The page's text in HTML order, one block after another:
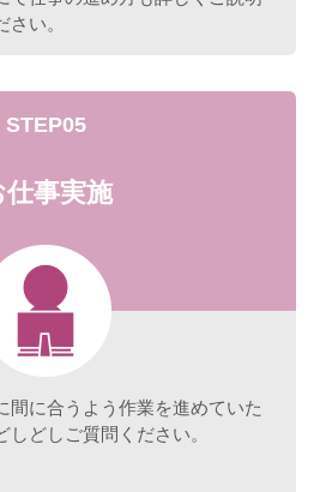
い。
STEP05
仕事実施
間に合うよう作業を進めていた
どしご質問ください。